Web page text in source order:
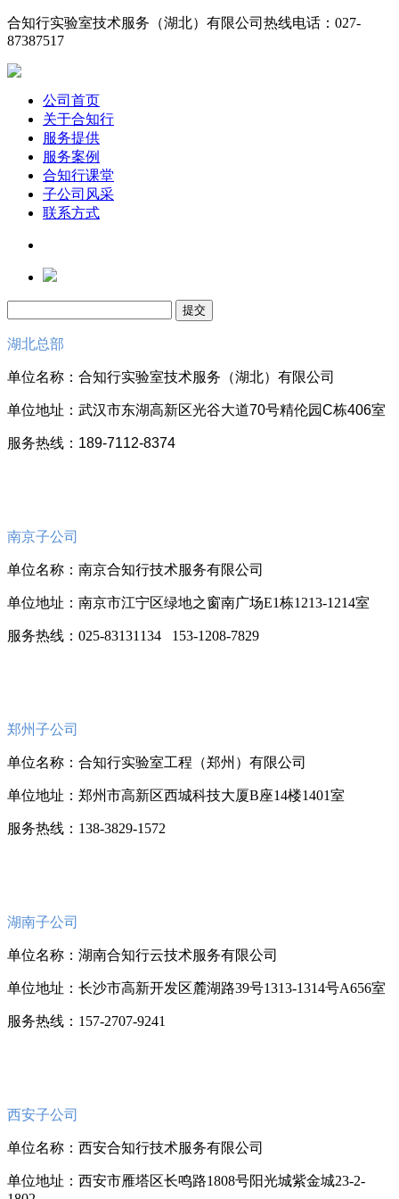
合知行实验室技术服务（湖北）有限公司 热线电话：027-
87387517
公司首页
关于合知行
服务提供
服务案例
合知行课堂
子公司风采
联系方式
湖北总部
单位名称：合知行实验室技术服务（湖北）有限公司
单位地址：武汉市东湖高新区光谷大道70号精伦园C栋406室
服务热线：189-7112-8374
南京子公司
单位名称：南京合知行技术服务有限公司
单位地址：南京市江宁区绿地之窗南广场E1栋1213-1214室
服务热线：025-83131134 153-1208-7829
郑州子公司
单位名称：合知行实验室工程（郑州）有限公司
单位地址：郑州市高新区西城科技大厦B座14楼1401室
服务热线：138-3829-1572
湖南子公司
单位名称：湖南合知行云技术服务有限公司
单位地址：长沙市高新开发区麓湖路39号1313-1314号A656室
服务热线：157-2707-9241
西安子公司
单位名称： 西安合知行技术服务有限公司
单位地址：西安市雁塔区长鸣路1808号阳光城紫金城23-2-